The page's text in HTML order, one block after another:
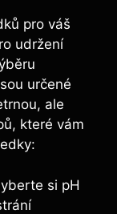
pro váš
udržení
určené
ale
které vám
si pH